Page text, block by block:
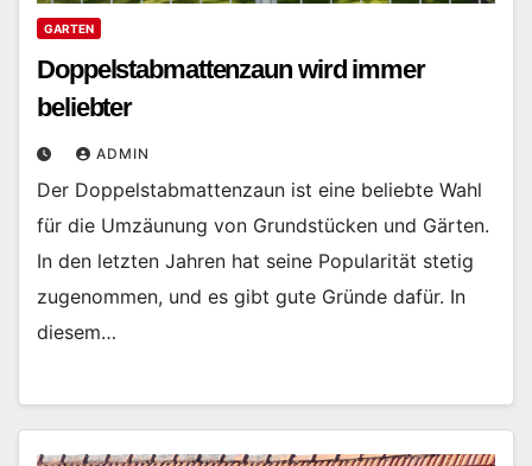
GARTEN
Doppelstabmattenzaun wird immer
beliebter
ADMIN
Der Doppelstabmattenzaun ist eine beliebte Wahl
für die Umzäunung von Grundstücken und Gärten.
In den letzten Jahren hat seine Popularität stetig
zugenommen, und es gibt gute Gründe dafür. In
diesem…